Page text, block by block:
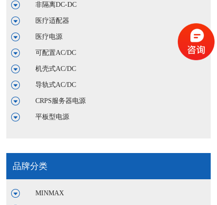
非隔离DC-DC
医疗适配器
医疗电源
可配置AC/DC
机壳式AC/DC
导轨式AC/DC
CRPS服务器电源
平板型电源
品牌分类
MINMAX